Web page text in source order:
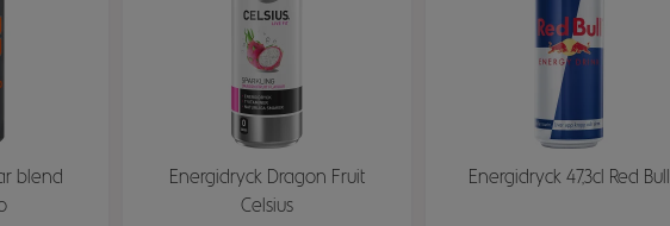
blend
Energidryck Dragon Fruit
Celsius
Energidryck 47,3cl Red Bull